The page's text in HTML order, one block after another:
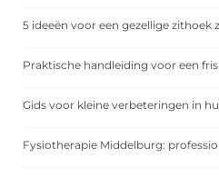
5 ideeën voor een gezellige zithoek
Praktische handleiding voor een
Gids voor kleine verbeteringen in
Fysiotherapie Middelburg: